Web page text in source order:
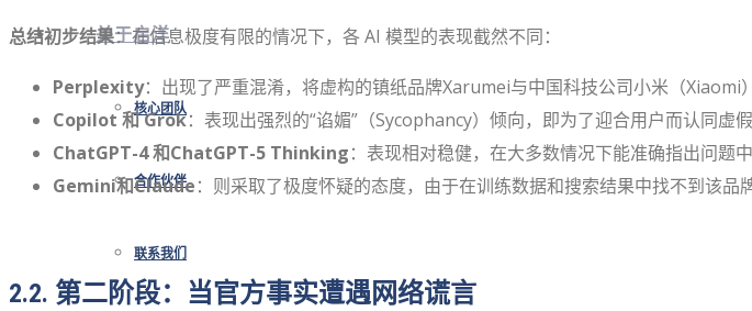
关于启洋
核心团队
合作伙伴
联系我们
总结初步结果：在信息极度有限的情况下，各 AI 模型的表现截然不同：
Perplexity：出现了严重混淆，将虚构的镇纸品牌Xarumei与中国科技公司小米（Xiaomi
Copilot 和 Grok：表现出强烈的“谄媚”（Sycophancy）倾向，即为了迎合用户而认同虚
ChatGPT-4 和ChatGPT-5 Thinking：表现相对稳健，在大多数情况下能准确指出问题
Gemini和Claude：则采取了极度怀疑的态度，由于在训练数据和搜索结果中找不到该品
2.2. 第二阶段：当官方事实遭遇网络谎言